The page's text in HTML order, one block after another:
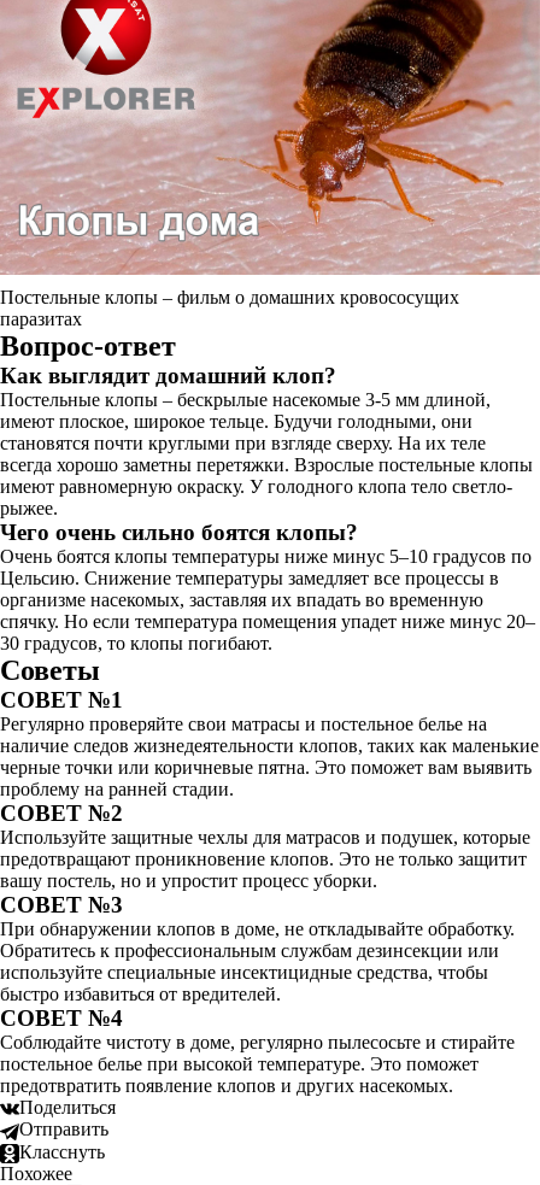
Постельные клопы – фильм о домашних кровососущих
паразитах
Вопрос-ответ
Как выглядит домашний клоп?
Постельные клопы – бескрылые насекомые 3-5 мм длиной,
имеют плоское, широкое тельце. Будучи голодными, они
становятся почти круглыми при взгляде сверху. На их теле
всегда хорошо заметны перетяжки. Взрослые постельные клопы
имеют равномерную окраску. У голодного клопа тело светло-
рыжее.
Чего очень сильно боятся клопы?
Очень боятся клопы температуры ниже минус 5–10 градусов по
Цельсию. Снижение температуры замедляет все процессы в
организме насекомых, заставляя их впадать во временную
спячку. Но если температура помещения упадет ниже минус 20–
30 градусов, то клопы погибают.
Советы
СОВЕТ №1
Регулярно проверяйте свои матрасы и постельное белье на
наличие следов жизнедеятельности клопов, таких как маленькие
черные точки или коричневые пятна. Это поможет вам выявить
проблему на ранней стадии.
СОВЕТ №2
Используйте защитные чехлы для матрасов и подушек, которые
предотвращают проникновение клопов. Это не только защитит
вашу постель, но и упростит процесс уборки.
СОВЕТ №3
При обнаружении клопов в доме, не откладывайте обработку.
Обратитесь к профессиональным службам дезинсекции или
используйте специальные инсектицидные средства, чтобы
быстро избавиться от вредителей.
СОВЕТ №4
Соблюдайте чистоту в доме, регулярно пылесосьте и стирайте
постельное белье при высокой температуре. Это поможет
предотвратить появление клопов и других насекомых.
Поделиться
Отправить
Класснуть
Похожее